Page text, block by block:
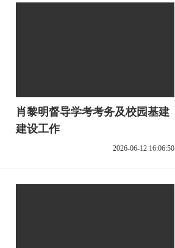
肖黎明督导学考考务及校园基建
建设工作
2026-06-12 16:06:50